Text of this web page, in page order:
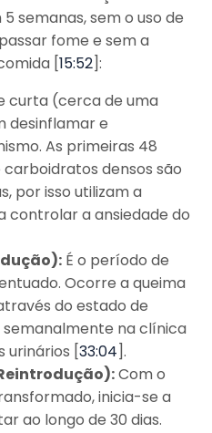
semanas, sem o uso de
fome e sem a
[15:52]:
curta (cerca de uma
desinflamar e
As primeiras 48
densos são
por isso utilizam a
controlar a ansiedade do
É o período de
Ocorre a queima
do estado de
na clínica
urinários [33:04].
Com o
inicia-se a
ao longo de 30 dias.